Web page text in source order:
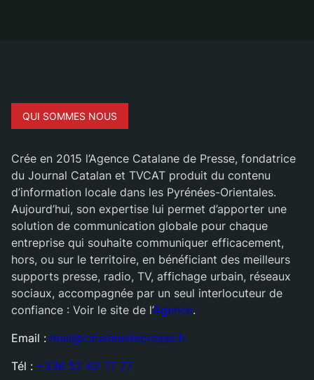
QUI SOMMES NOUS
Crée en 2015 l’Agence Catalane de Presse, fondatrice
du Journal Catalan et TVCAT produit du contenu
d’information locale dans les Pyrénées-Orientales.
Aujourd’hui, son expertise lui permet d’apporter une
solution de communication globale pour chaque
entreprise qui souhaite communiquer efficacement,
hors, ou sur le territoire, en bénéficiant des meilleurs
supports presse, radio, TV, affichage urbain, réseaux
sociaux, accompagnée par un seul interlocuteur de
confiance : Voir le site de l’Agence.
Email : mail@catalanedepresse.fr
Tél : +336 52 62 77 77